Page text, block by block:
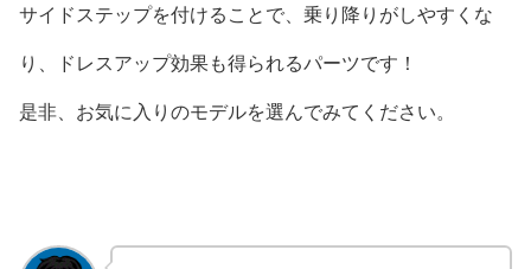
サイドステップを付けることで、乗り降りがしやすくな
り、ドレスアップ効果も得られるパーツです！
是非、お気に入りのモデルを選んでみてください。